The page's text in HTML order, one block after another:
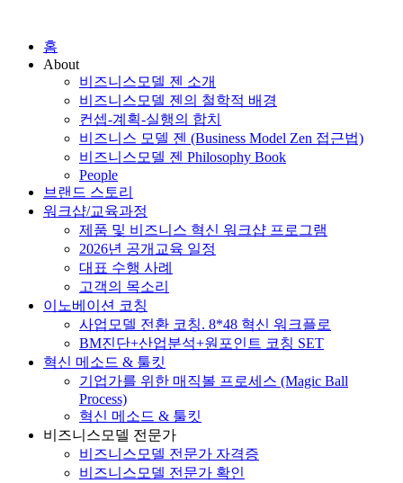
홈
About
비즈니스모델 젠 소개
비즈니스모델 젠의 철학적 배경
컨셉-계획-실행의 합치
비즈니스 모델 젠 (Business Model Zen 접근법)
비즈니스모델 젠 Philosophy Book
People
브랜드 스토리
워크샵/교육과정
제품 및 비즈니스 혁신 워크샵 프로그램
2026년 공개교육 일정
대표 수행 사례
고객의 목소리
이노베이션 코칭
사업모델 전환 코칭. 8*48 혁신 워크플로
BM진단+산업분석+원포인트 코칭 SET
혁신 메소드 & 툴킷
기업가를 위한 매직볼 프로세스 (Magic Ball
Process)
혁신 메소드 & 툴킷
비즈니스모델 전문가
비즈니스모델 전문가 자격증
비즈니스모델 전문가 확인